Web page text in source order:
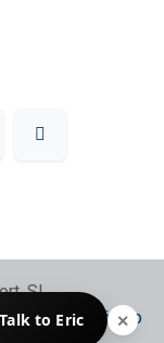
SL
electrónico
Talk to Eric ✕